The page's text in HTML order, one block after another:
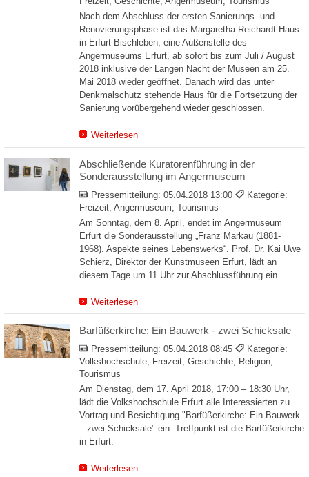
Nach dem Abschluss der ersten Sanierungs- und
Renovierungsphase ist das Margaretha-Reichardt-Haus
in Erfurt-Bischleben, eine Außenstelle des
Angermuseums Erfurt, ab sofort bis zum Juli / August
2018 inklusive der Langen Nacht der Museen am 25.
Mai 2018 wieder geöffnet. Danach wird das unter
Denkmalschutz stehende Haus für die Fortsetzung der
Sanierung vorübergehend wieder geschlossen.
Weiterlesen
Abschließende Kuratorenführung in der
Sonderausstellung im Angermuseum
Pressemitteilung: 05.04.2018 13:00
Kategorie:
Freizeit, Angermuseum, Tourismus
Am Sonntag, dem 8. April, endet im Angermuseum
Erfurt die Sonderausstellung „Franz Markau (1881-
1968). Aspekte seines Lebenswerks“. Prof. Dr. Kai Uwe
Schierz, Direktor der Kunstmuseen Erfurt, lädt an
diesem Tage um 11 Uhr zur Abschlussführung ein.
Weiterlesen
Barfüßerkirche: Ein Bauwerk - zwei Schicksale
Pressemitteilung: 05.04.2018 08:45
Kategorie:
Volkshochschule, Freizeit, Geschichte, Religion,
Tourismus
Am Dienstag, dem 17. April 2018, 17:00 – 18:30 Uhr,
lädt die Volkshochschule Erfurt alle Interessierten zu
Vortrag und Besichtigung "Barfüßerkirche: Ein Bauwerk
– zwei Schicksale" ein. Treffpunkt ist die Barfüßerkirche
in Erfurt.
Weiterlesen